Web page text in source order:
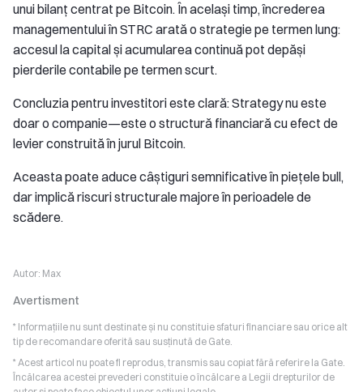
unui bilanț centrat pe Bitcoin. În același timp, încrederea
managementului în STRC arată o strategie pe termen lung:
accesul la capital și acumularea continuă pot depăși
pierderile contabile pe termen scurt.
Concluzia pentru investitori este clară: Strategy nu este
doar o companie—este o structură financiară cu efect de
levier construită în jurul Bitcoin.
Aceasta poate aduce câștiguri semnificative în piețele bull,
dar implică riscuri structurale majore în perioadele de
scădere.
Autor: Max
Avertisment
* Informațiile nu sunt destinate și nu constituie sfaturi financiare sau orice alt
tip de recomandare oferită sau susținută de Gate.
* Acest articol nu poate fi reprodus, transmis sau copiat fără referire la Gate.
Încălcarea acestei prevederi constituie o încălcare a Legii drepturilor de